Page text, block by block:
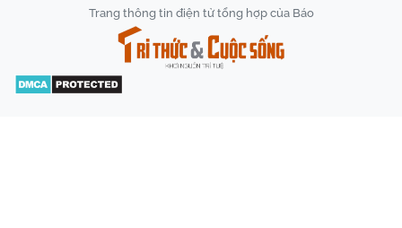
Trang thông tin điện tử tổng hợp của Báo